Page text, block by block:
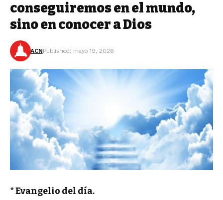
conseguiremos en el mundo,
sino en conocer a Dios
ACNPublished: mayo 19, 2026
* Evangelio del día.